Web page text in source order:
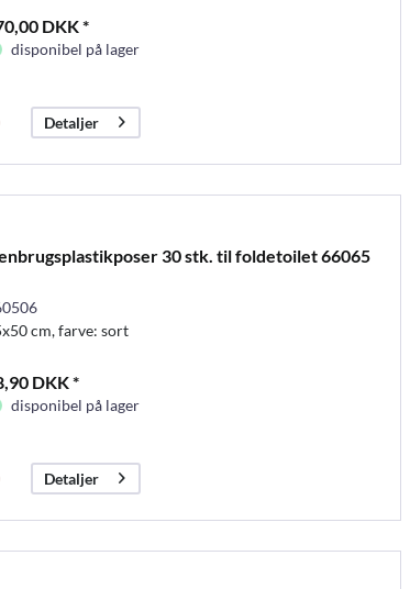
DKK *
disponibel på lager
Detaljer
30 stk. til foldetoilet 66065
cm, farve: sort
DKK *
disponibel på lager
Detaljer